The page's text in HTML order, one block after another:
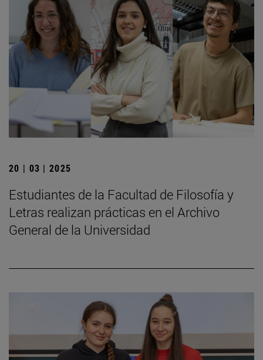
20 | 03 | 2025
Estudiantes de la Facultad de Filosofía y
Letras realizan prácticas en el Archivo
General de la Universidad